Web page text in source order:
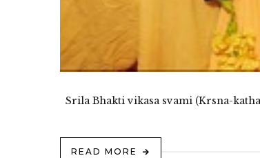
Srila Bhakti vikasa svami (Krsna-
READ MORE